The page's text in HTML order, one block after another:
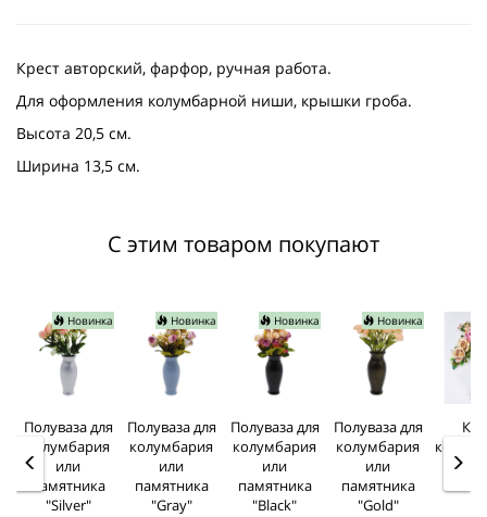
Крест авторский, фарфор, ручная работа.
Для оформления колумбарной ниши, крышки гроба.
Высота 20,5 см.
Ширина 13,5 см.
С этим товаром покупают
Новинка
Полуваза для
колумбария
или
памятника
"Silver"
Новинка
Полуваза для
колумбария
или
памятника
"Gray"
Новинка
Полуваза для
колумбария
или
памятника
"Black"
Новинка
Полуваза для
колумбария
или
памятника
"Gold"